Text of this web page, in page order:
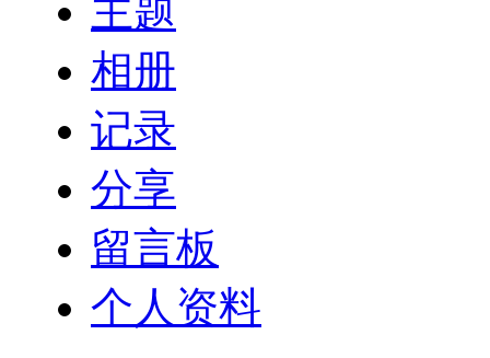
主题
相册
记录
分享
留言板
个人资料